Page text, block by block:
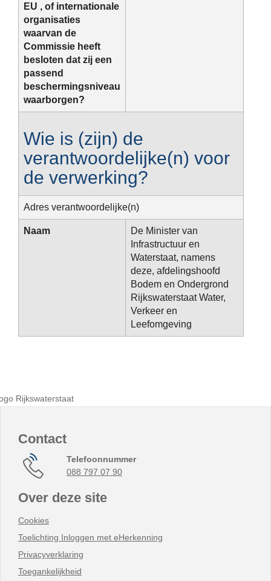
EU , of internationale
organisaties
waarvan de
Commissie heeft
besloten dat zij een
passend
beschermingsniveau
waarborgen?
Wie is (zijn) de
verantwoordelijke(n) voor
de verwerking?
Adres verantwoordelijke(n)
Naam
De Minister van
Infrastructuur en
Waterstaat, namens
deze, afdelingshoofd
Bodem en Ondergrond
Rijkswaterstaat Water,
Verkeer en
Leefomgeving
Contact
Telefoonnummer
088 797 07 90
Over deze site
Cookies
Toelichting Inloggen met eHerkenning
Privacyverklaring
Toegankelijkheid